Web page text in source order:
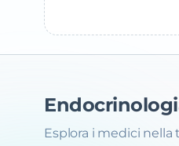
Esplora i medici nella